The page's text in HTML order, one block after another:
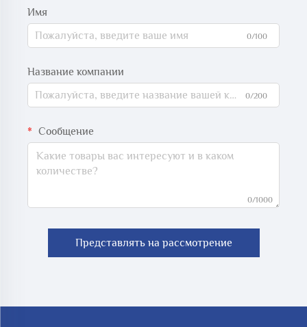
Имя
0/100
Название компании
0/200
Сообщение
0/1000
Представлять на рассмотрение